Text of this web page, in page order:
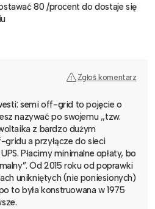
80 /procent do dostaje się
Zgłoś komentarz
semi off-grid to pojęcie o
nazywać po swojemu ,,tzw.
z bardzo dużym
a przyłącze do sieci
Płacimy minimalne opłaty, bo
Od 2015 roku od poprawki
unikniętych (nie poniesionych)
to była konstruowana w 1975